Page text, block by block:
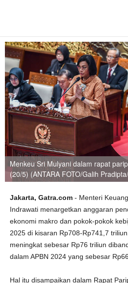
Menkeu Sri Mulyani dalam rapat
(20/5) (ANTARA FOTO/Galih
Jakarta, Gatra.com - Menteri
Indrawati menargetkan anggaran
ekonomi makro dan pokok-pokok
2025 di kisaran Rp708-Rp741,7
meningkat sebesar Rp76 triliun
dalam APBN 2024 yang sebesar
Hal itu disampaikan dalam Rapat